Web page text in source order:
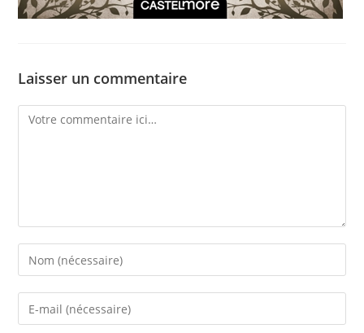
Laisser un commentaire